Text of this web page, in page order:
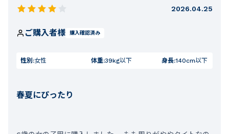
2026.04.25
ご購入者様 購入確認済み
性別:女性 体重:39kg以下 身長:140cm以下
春夏にぴったり